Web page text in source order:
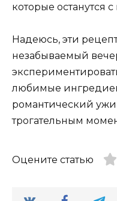
которые останутся
Надеюсь, эти
незабываемый
любимые
романтический
трогательным
Оцените статью